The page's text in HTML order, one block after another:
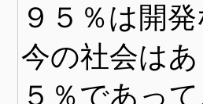
９５％は開
今の社会は
５％であっ